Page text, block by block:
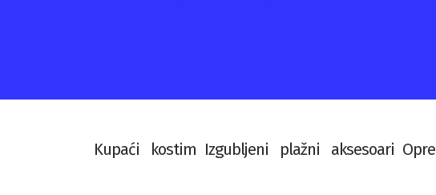
Kupaći kostim Izgubljeni plažni aksesoari Opre